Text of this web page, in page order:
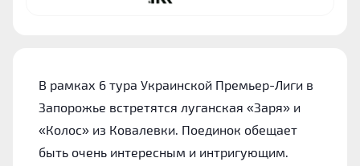
В рамках 6 тура Украинской Премьер-Лиги в
Запорожье встретятся луганская «Заря» и
«Колос» из Ковалевки. Поединок обещает
быть очень интересным и интригующим.